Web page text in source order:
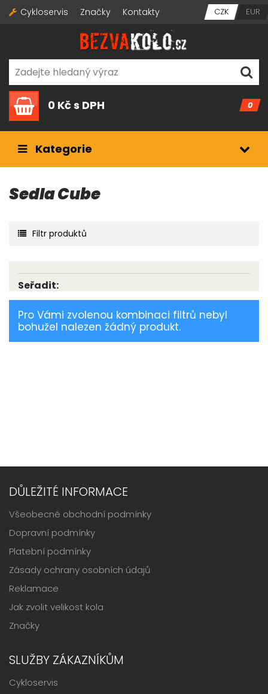
Cykloservis Značky Kontakty CZK EUR
0
0 Kčs DPH
Kategorie
Sedla Cube
Filtr produktů
Seřadit:
Pro Vámi zvolenou kombinaci filtrů nebyl
bohužel nalezen žádný produkt.
DŮLEŽITÉ INFORMACE
Všeobecné obchodní podmínky
Dopravní podmínky
Platební podmínky
Zásady ochrany osobních údajů
Reklamace
Jak zvolit velikost kola
Značky
SLUŽBY ZÁKAZNÍKŮM
Cykloservis